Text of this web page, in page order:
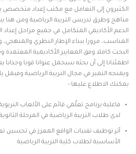
الكثيرون إلى التعامل مع مكتب إعداد متخصص
مناهج وطرق تدريس التربية الرياضية ومن هنا
الدعم الأكاديمي المتكامل في جميع مراحل إعداد
المناسب، مرورا ببناء الإطار النظري
البحث كاملا وفق المعايير الأكاديمية المعتمدة
اطمئنانا إلى أن بحثه سيحمل عنوانا قويا
ويمنحه التميز في مجال التربية الرياضية وفيمل
يمكنك الاطلاع عليها:-
فاعلية برنامج تعلّمي قائم على الألعاب
لدى طلاب التربية الرياضية في المرحلة الثانوية
أثر توظيف تقنيات الواقع المعزز في تحسين
الأساسية لطلاب كلية التربية الرياضية